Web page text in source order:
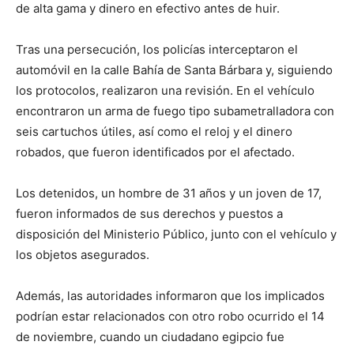
de alta gama y dinero en efectivo antes de huir.
Tras una persecución, los policías interceptaron el
automóvil en la calle Bahía de Santa Bárbara y, siguiendo
los protocolos, realizaron una revisión. En el vehículo
encontraron un arma de fuego tipo subametralladora con
seis cartuchos útiles, así como el reloj y el dinero
robados, que fueron identificados por el afectado.
Los detenidos, un hombre de 31 años y un joven de 17,
fueron informados de sus derechos y puestos a
disposición del Ministerio Público, junto con el vehículo y
los objetos asegurados.
Además, las autoridades informaron que los implicados
podrían estar relacionados con otro robo ocurrido el 14
de noviembre, cuando un ciudadano egipcio fue